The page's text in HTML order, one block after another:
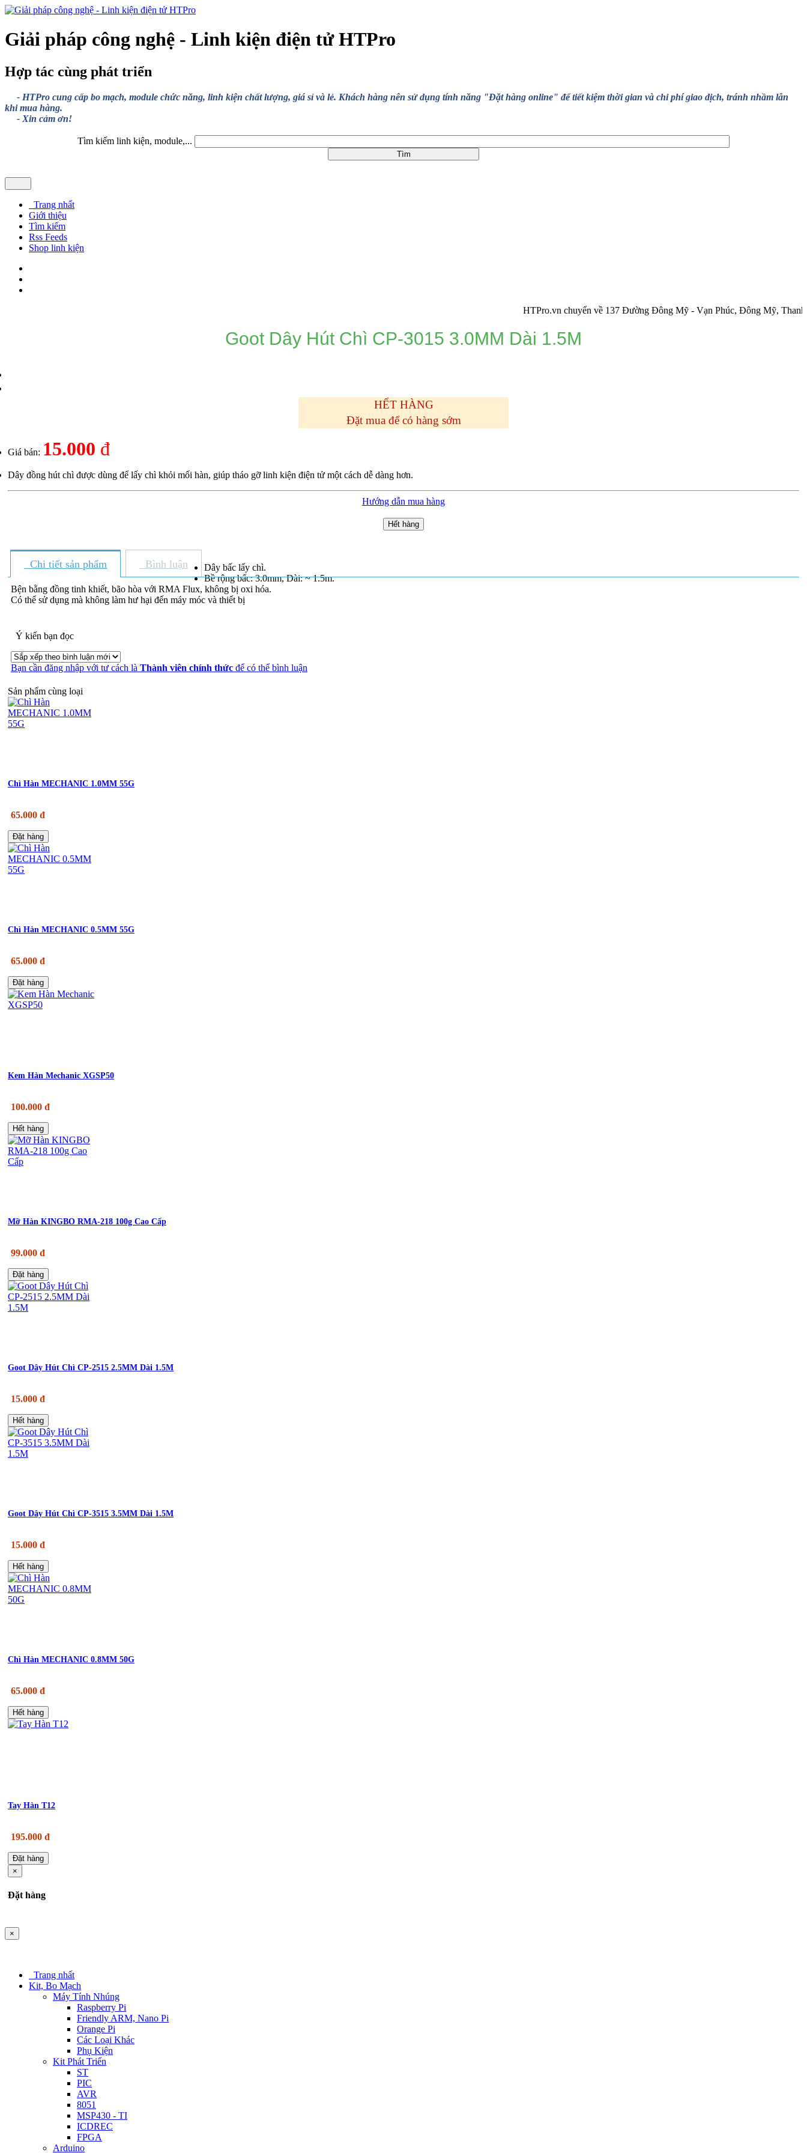
Giải pháp công nghệ - Linh kiện điện tử HTPro
Hợp tác cùng phát triển
- HTPro cung cấp bo mạch, module chức năng, linh kiện chất lượng, giá sỉ và lẻ. Khách hàng nên sử dụng tính năng "Đặt hàng online" để tiết kiệm thời gian và chi phí giao dịch, tránh nhầm lẫn
khi mua hàng.
- Xin cảm ơn!
Tìm kiếm linh kiện, module,...
Trang nhất
Giới thiệu
Tìm kiếm
Rss Feeds
Shop linh kiện
HTPro.vn chuyển về 137 Đường Đông Mỹ - Vạn Phúc, Đông Mỹ, Thanh Trì,
Goot Dây Hút Chì CP-3015 3.0MM Dài 1.5M
HẾT HÀNG
Đặt mua để có hàng sớm
Giá bán: 15.000 đ
Dây đồng hút chì được dùng để lấy chì khỏi mối hàn, giúp tháo gỡ linh kiện điện tử một cách dễ dàng hơn.
Hướng dẫn mua hàng
Hết hàng
Chi tiết sản phẩm Bình luận
Dây bấc lấy chì.
Bề rộng bấc: 3.0mm, Dài: ~ 1.5m.
Bện bằng đồng tinh khiết, bão hòa với RMA Flux, không bị oxi hóa.
Có thể sử dụng mà không làm hư hại đến máy móc và thiết bị
Ý kiến bạn đọc
Bạn cần đăng nhập với tư cách là Thành viên chính thức để có thể bình luận
Sản phẩm cùng loại
Chì Hàn MECHANIC 1.0MM 55G
65.000 đ
Đặt hàng
Chì Hàn MECHANIC 0.5MM 55G
65.000 đ
Đặt hàng
Kem Hàn Mechanic XGSP50
100.000 đ
Hết hàng
Mỡ Hàn KINGBO RMA-218 100g Cao Cấp
99.000 đ
Đặt hàng
Goot Dây Hút Chì CP-2515 2.5MM Dài 1.5M
15.000 đ
Hết hàng
Goot Dây Hút Chì CP-3515 3.5MM Dài 1.5M
15.000 đ
Hết hàng
Chì Hàn MECHANIC 0.8MM 50G
65.000 đ
Hết hàng
Tay Hàn T12
195.000 đ
Đặt hàng
×
Đặt hàng
×
Trang nhất
Kit, Bo Mạch
Máy Tính Nhúng
Raspberry Pi
Friendly ARM, Nano Pi
Orange Pi
Các Loại Khác
Phụ Kiện
Kit Phát Triển
ST
PIC
AVR
8051
MSP430 - TI
ICDREC
FPGA
Arduino